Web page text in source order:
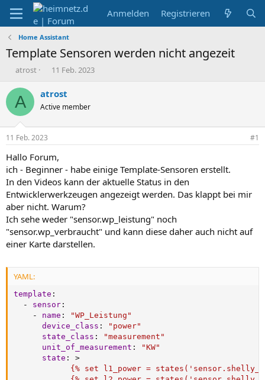
Anmelden Registrieren
Home Assistant
Template Sensoren werden nicht angezeit
E
s
t
e
r
atrost
E
s
t
e
t
a
m
11 Feb. 2023
A atrost
Active member
11 Feb. 2023 #1
Hallo Forum,
ich - Beginner - habe einige Template-Sensoren erstellt.
In den Videos kann der aktuelle Status in den
Entwicklerwerkzeugen angezeigt werden. Das klappt bei mir
aber nicht. Warum?
Ich sehe weder "sensor.wp_leistung" noch
"sensor.wp_verbraucht" und kann diese daher auch nicht auf
einer Karte darstellen.
YAML:
template :
-
sensor :
-
name :
"WP_Leistung"
device_class :
"power"
state_class :
"measurement"
unit_of_measurement :
"KW"
state :
>
{% set l1_power =